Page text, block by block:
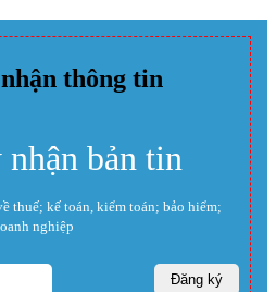
thông tin
bản tin
thuế; kế toán, kiểm toán; bảo hiểm;
nghiệp